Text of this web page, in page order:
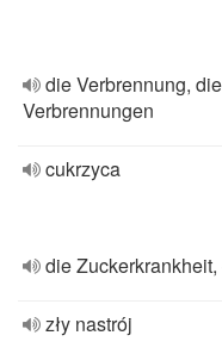
die Verbrennung, die
Verbrennungen
cukrzyca
die Zuckerkrankheit,
zły nastrój